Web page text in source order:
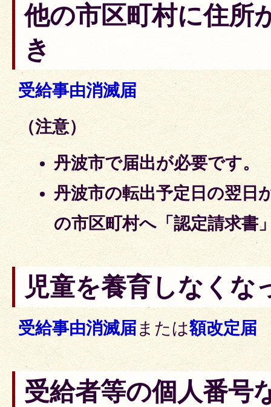
他の市区町村に住所
き
受給事由消滅届
（注意）
丹波市で届出が必要です。
丹波市の転出予定日の翌日
の市区町村へ「認定請求書
児童を養育しなくな
受給事由消滅届または額改定届
受給者等の個人番号